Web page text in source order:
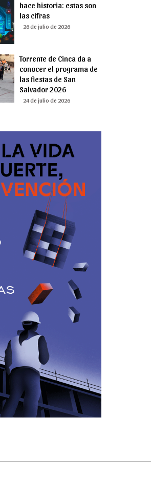
hace historia: estas son
las cifras
26 de julio de 2026
Torrente de Cinca da a
conocer el programa de
las fiestas de San
Salvador 2026
24 de julio de 2026